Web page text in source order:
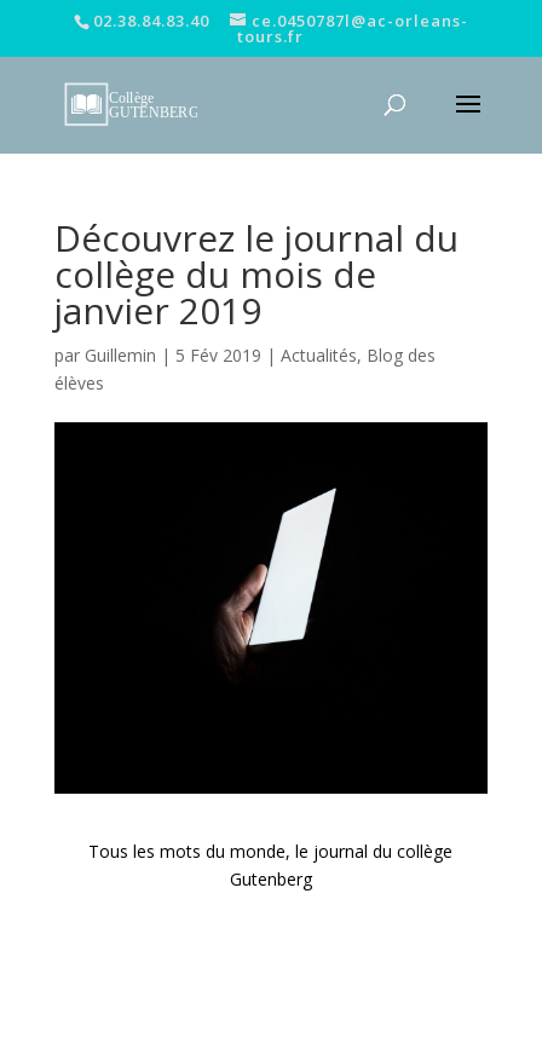
02.38.84.83.40 ce.0450787l@ac-orleans-
tours.fr
Découvrez le journal du
collège du mois de
janvier 2019
par Guillemin | 5 Fév 2019 | Actualités, Blog des
élèves
Tous les mots du monde, le journal du collège
Gutenberg